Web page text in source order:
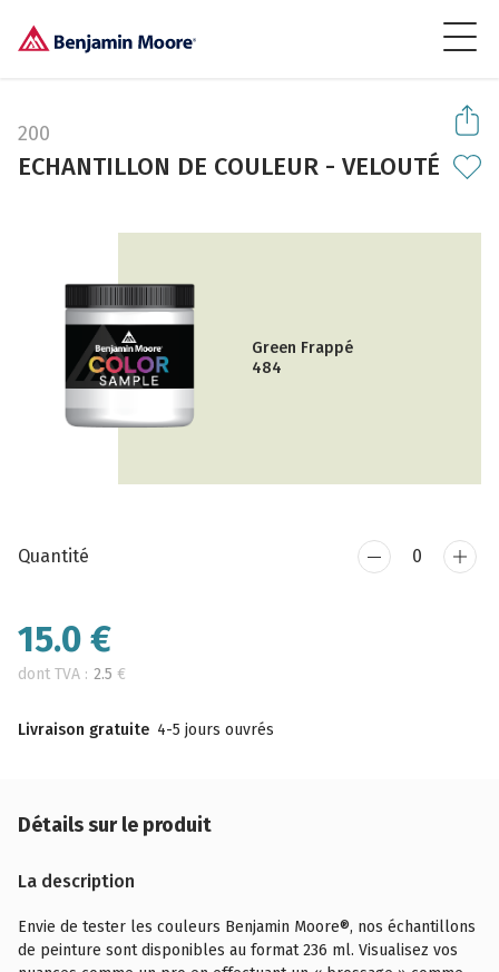
200
ECHANTILLON DE COULEUR - VELOUTÉ
Green Frappé
484
Quantité
15.0 €
dont TVA : 2.5 €
Livraison gratuite 4-5 jours ouvrés
Détails sur le produit
La description
Envie de tester les couleurs Benjamin Moore®, nos échantillons
de peinture sont disponibles au format 236 ml. Visualisez vos